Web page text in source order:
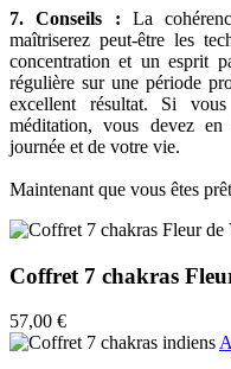
7. Conseils : La
maîtriserez peut-être les
concentration et un esprit
régulière sur une période
excellent résultat. Si
méditation, vous devez
journée et de votre vie.
Maintenant que vous êtes
Coffret 7 chakras
57,00 €